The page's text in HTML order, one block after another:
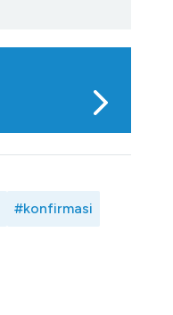
#konfirmasi